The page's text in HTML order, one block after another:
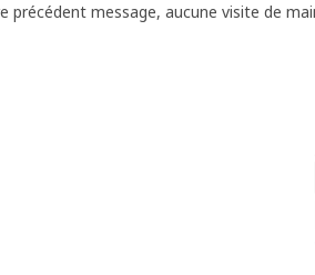
précédent message, aucune visite de